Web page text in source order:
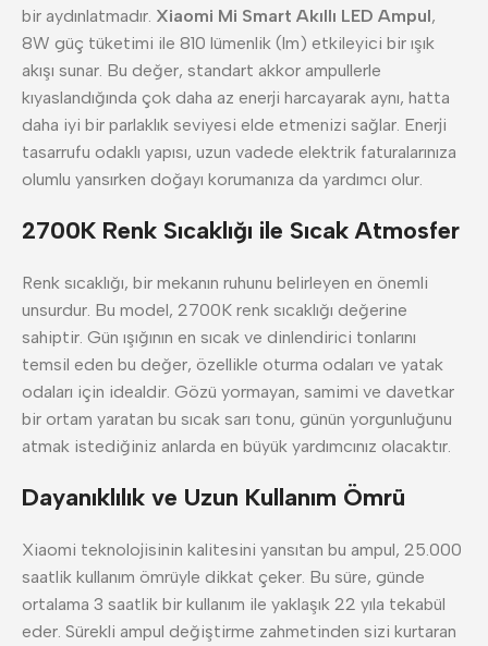
bir aydınlatmadır. Xiaomi Mi Smart Akıllı LED Ampul,
8W güç tüketimi ile 810 lümenlik (lm) etkileyici bir ışık
akışı sunar. Bu değer, standart akkor ampullerle
kıyaslandığında çok daha az enerji harcayarak aynı, hatta
daha iyi bir parlaklık seviyesi elde etmenizi sağlar. Enerji
tasarrufu odaklı yapısı, uzun vadede elektrik faturalarınıza
olumlu yansırken doğayı korumanıza da yardımcı olur.
2700K Renk Sıcaklığı ile Sıcak Atmosfer
Renk sıcaklığı, bir mekanın ruhunu belirleyen en önemli
unsurdur. Bu model, 2700K renk sıcaklığı değerine
sahiptir. Gün ışığının en sıcak ve dinlendirici tonlarını
temsil eden bu değer, özellikle oturma odaları ve yatak
odaları için idealdir. Gözü yormayan, samimi ve davetkar
bir ortam yaratan bu sıcak sarı tonu, günün yorgunluğunu
atmak istediğiniz anlarda en büyük yardımcınız olacaktır.
Dayanıklılık ve Uzun Kullanım Ömrü
Xiaomi teknolojisinin kalitesini yansıtan bu ampul, 25.000
saatlik kullanım ömrüyle dikkat çeker. Bu süre, günde
ortalama 3 saatlik bir kullanım ile yaklaşık 22 yıla tekabül
eder. Sürekli ampul değiştirme zahmetinden sizi kurtaran